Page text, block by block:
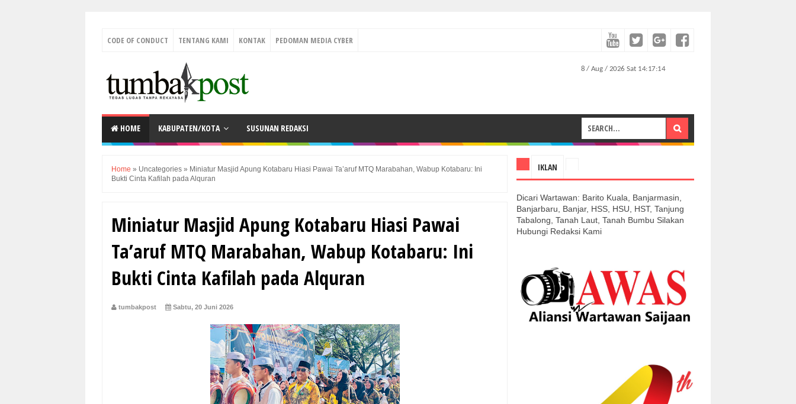
CODE OF CONDUCT TENTANG KAMI KONTAK PEDOMAN MEDIA CYBER
HOME KABUPATEN/KOTA SUSUNAN REDAKSI
Home » Uncategories » Miniatur Masjid Apung Kotabaru Hiasi Pawai Ta’aruf MTQ Marabahan, Wabup Kotabaru: Ini
Bukti Cinta Kafilah pada Alquran
Miniatur Masjid Apung Kotabaru Hiasi Pawai
Ta’aruf MTQ Marabahan, Wabup Kotabaru: Ini
Bukti Cinta Kafilah pada Alquran
tumbakpost Sabtu, 20 Juni 2026
IKLAN
Dicari Wartawan: Barito Kuala, Banjarmasin,
Banjarbaru, Banjar, HSS, HSU, HST, Tanjung
Tabalong, Tanah Laut, Tanah Bumbu Silakan
Hubungi Redaksi Kami